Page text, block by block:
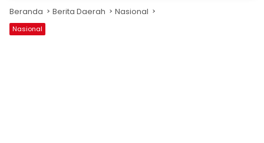
Beranda Berita Daerah Nasional
Nasional